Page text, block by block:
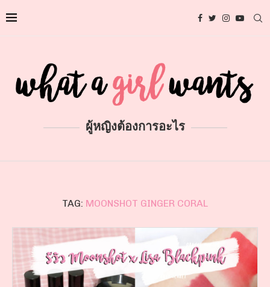
ผู้หญิงต้องการอะไร
TAG: MOONSHOT GINGER CORAL